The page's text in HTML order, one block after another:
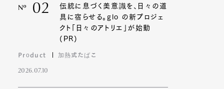
Nº 02
伝統に息づく美意識を、日々の道
具に宿らせる。glo の新プロジェ
クト「日々のアトリエ」が始動
(PR)
Product 加熱式たばこ
2026.07.10